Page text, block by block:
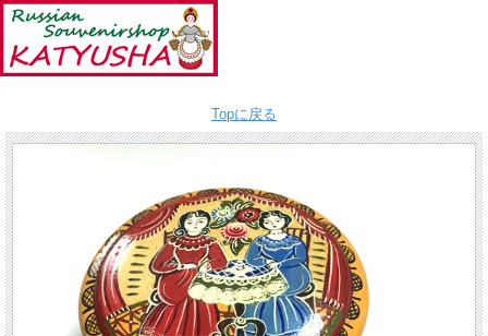
Topに戻る